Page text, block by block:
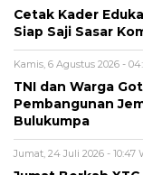
Cetak Kader
Siap Saji Sasar
Kamis, 6 Agustus 2026 -
TNI dan Warga
Pembangunan
Bulukumpa
Jumat, 24 Juli 2026 - 10:47